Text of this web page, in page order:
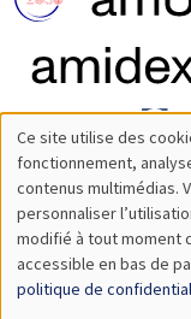
Utilisation
des
données
Ce site utilise des
fonctionnement,
contenus multimédias.
personnaliser
modifié à tout moment
accessible en bas de
politique de